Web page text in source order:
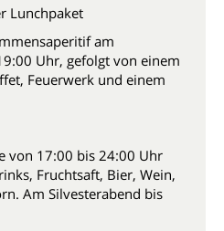
Lunchpaket
am
Uhr, gefolgt von einem
Feuerwerk und einem
von 17:00 bis 24:00 Uhr
Fruchtsaft, Bier, Wein,
Am Silvesterabend bis